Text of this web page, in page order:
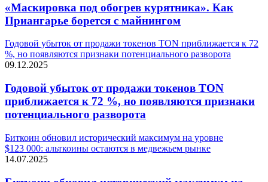
«Маскировка под обогрев курятника». Как
Приангарье борется с майнингом
Годовой убыток от продажи токенов TON приближается к 72
%, но появляются признаки потенциального разворота
09.12.2025
Годовой убыток от продажи токенов TON
приближается к 72 %, но появляются признаки
потенциального разворота
Биткоин обновил исторический максимум на уровне
$123 000: альткоины остаются в медвежьем рынке
14.07.2025